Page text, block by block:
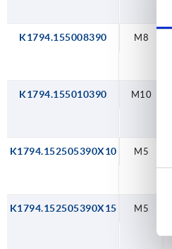
K1794.155008390 M8
K1794.155010390 M10
K1794.152505390X10 M5
K1794.152505390X15 M5